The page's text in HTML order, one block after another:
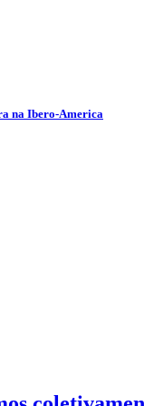
na Ibero-America